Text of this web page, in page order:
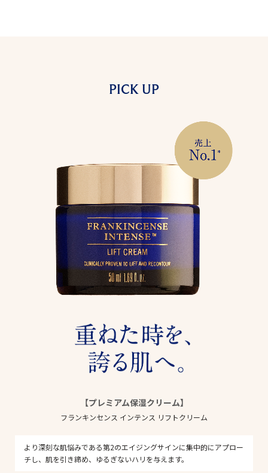
PICK UP
【プレミアム保湿クリーム】
フランキンセンス インテンス リフトクリーム
より深刻な肌悩みである第2のエイジングサインに集中的にアプロー
チし、肌を引き締め、ゆるぎないハリを与えます。